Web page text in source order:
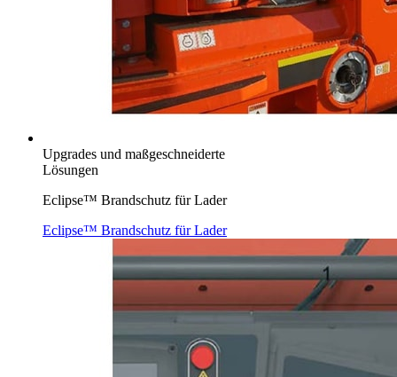
Upgrades und maßgeschneiderte
Lösungen
Eclipse™ Brandschutz für Lader
Eclipse™ Brandschutz für Lader